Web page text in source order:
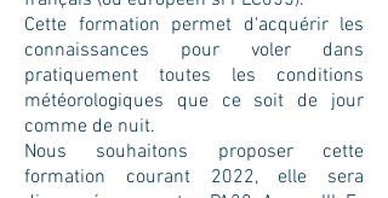
Cette formation permet d'acquérir les
connaissances pour voler dans
pratiquement toutes les conditions
météorologiques que ce soit de jour
comme de nuit.
Nous souhaitons proposer cette
formation courant 2022, elle sera